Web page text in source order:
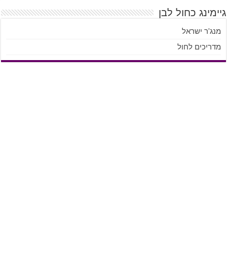
גיימינג כחול לבן
מנג'ר ישראל
מדריכים לחול